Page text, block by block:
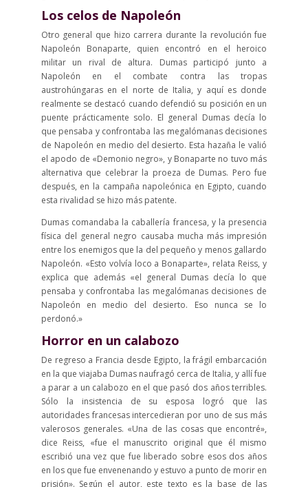
Los celos de Napoleón
Otro general que hizo carrera durante la revolución fue
Napoleón Bonaparte, quien encontró en el heroico
militar un rival de altura. Dumas participó junto a
Napoleón en el combate contra las tropas
austrohúngaras en el norte de Italia, y aquí es donde
realmente se destacó cuando defendió su posición en un
puente prácticamente solo. El general Dumas decía lo
que pensaba y confrontaba las megalómanas decisiones
de Napoleón en medio del desierto. Esta hazaña le valió
el apodo de «Demonio negro», y Bonaparte no tuvo más
alternativa que celebrar la proeza de Dumas. Pero fue
después, en la campaña napoleónica en Egipto, cuando
esta rivalidad se hizo más patente.
Dumas comandaba la caballería francesa, y la presencia
física del general negro causaba mucha más impresión
entre los enemigos que la del pequeño y menos gallardo
Napoleón. «Esto volvía loco a Bonaparte», relata Reiss, y
explica que además «el general Dumas decía lo que
pensaba y confrontaba las megalómanas decisiones de
Napoleón en medio del desierto. Eso nunca se lo
perdonó.»
Horror en un calabozo
De regreso a Francia desde Egipto, la frágil embarcación
en la que viajaba Dumas naufragó cerca de Italia, y allí fue
a parar a un calabozo en el que pasó dos años terribles.
Sólo la insistencia de su esposa logró que las
autoridades francesas intercedieran por uno de sus más
valerosos generales. «Una de las cosas que encontré»,
dice Reiss, «fue el manuscrito original que él mismo
escribió una vez que fue liberado sobre esos dos años
en los que fue envenenando y estuvo a punto de morir en
prisión». Según el autor, este texto es la base de las